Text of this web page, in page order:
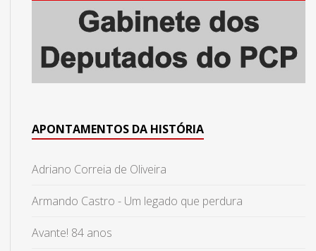
APONTAMENTOS DA HISTÓRIA
Adriano Correia de Oliveira
Armando Castro - Um legado que perdura
Avante! 84 anos